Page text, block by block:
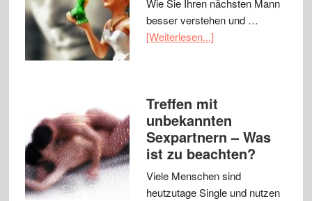
Wie Sie Ihren nächsten Mann
besser verstehen und …
[Weiterlesen...]
Treffen mit
unbekannten
Sexpartnern – Was
ist zu beachten?
Viele Menschen sind
heutzutage Single und nutzen